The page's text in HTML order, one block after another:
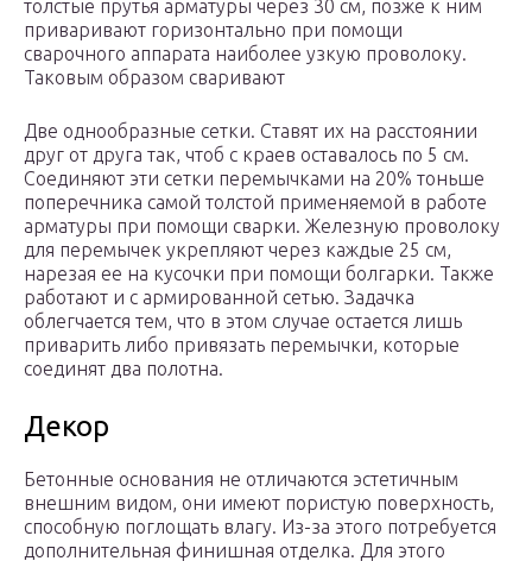
толстые прутья арматуры через 30 см, позже к ним
приваривают горизонтально при помощи
сварочного аппарата наиболее узкую проволоку.
Таковым образом сваривают
Две однообразные сетки. Ставят их на расстоянии
друг от друга так, чтоб с краев оставалось по 5 см.
Соединяют эти сетки перемычками на 20% тоньше
поперечника самой толстой применяемой в работе
арматуры при помощи сварки. Железную проволоку
для перемычек укрепляют через каждые 25 см,
нарезая ее на кусочки при помощи болгарки. Также
работают и с армированной сетью. Задачка
облегчается тем, что в этом случае остается лишь
приварить либо привязать перемычки, которые
соединят два полотна.
Декор
Бетонные основания не отличаются эстетичным
внешним видом, они имеют пористую поверхность,
способную поглощать влагу. Из-за этого потребуется
дополнительная финишная отделка. Для этого